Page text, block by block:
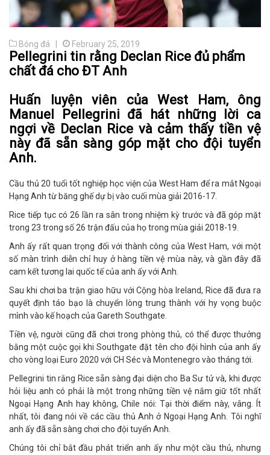
Bóng đá | February 25, 2019
Pellegrini tin rằng Declan Rice đủ phẩm
chất đá cho ĐT Anh
Huấn luyện viên của West Ham, ông
Manuel Pellegrini đã hát những lời ca
ngợi về Declan Rice và cảm thấy tiền vệ
này đã sẵn sàng góp mặt cho đội tuyển
Anh.
Cầu thủ 20 tuổi tốt nghiệp học viện của West Ham để ra mắt Ngoại
Hạng Anh từ băng ghế dự bị vào cuối mùa giải 2016-17.
Rice tiếp tục có 26 lần ra sân trong nhiệm kỳ trước và đã góp mặt
trong 23 trong số 26 trận đấu của họ trong mùa giải 2018-19.
Anh ấy rất quan trọng đối với thành công của West Ham, với một
số màn trình diễn chỉ huy ở hàng tiền vệ mùa này, và gần đây đã
cam kết tương lai quốc tế của anh ấy với Anh.
Sau khi chơi ba trận giao hữu với Cộng hòa Ireland, Rice đã đưa ra
quyết định táo bạo là chuyển lòng trung thành với hy vọng buộc
mình vào kế hoạch của Gareth Southgate.
Tiền vệ, người cũng đã chơi trong phòng thủ, có thể được thưởng
bằng một cuộc gọi khi Southgate đặt tên cho đội hình của anh ấy
cho vòng loại Euro 2020 với CH Séc và Montenegro vào tháng tới.
Pellegrini tin rằng Rice sẵn sàng đại diện cho Ba Sư tử và, khi được
hỏi liệu anh có phải là một trong những tiền vệ nắm giữ tốt nhất
Ngoại Hạng Anh hay không, Chile nói: Tại thời điểm này, vâng. Ít
nhất, tôi đang nói về các cầu thủ Anh ở Ngoại Hạng Anh. Tôi nghĩ
anh ấy đã sẵn sàng chơi cho đội tuyển Anh.
Chúng tôi chỉ bắt đầu phát triển anh ấy như một cầu thủ, nhưng